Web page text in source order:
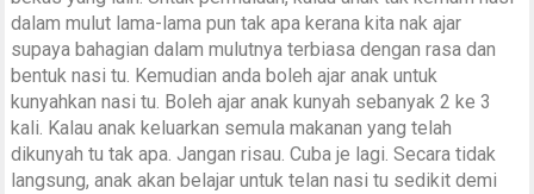
dalam mulut lama-lama pun tak apa kerana kita nak ajar
supaya bahagian dalam mulutnya terbiasa dengan rasa dan
bentuk nasi tu. Kemudian anda boleh ajar anak untuk
kunyahkan nasi tu. Boleh ajar anak kunyah sebanyak 2 ke 3
kali. Kalau anak keluarkan semula makanan yang telah
dikunyah tu tak apa. Jangan risau. Cuba je lagi. Secara tidak
langsung, anak akan belajar untuk telan nasi tu sedikit demi